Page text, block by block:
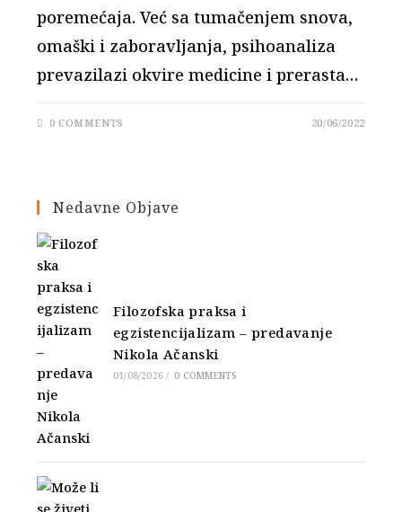
poremećaja. Već sa tumačenjem snova,
omaški i zaboravljanja, psihoanaliza
prevazilazi okvire medicine i prerasta…
0 COMMENTS 20/06/2022
Nedavne Objave
Filozofska praksa i
egzistencijalizam – predavanje
Nikola Ačanski
01/08/2026 / 0 COMMENTS